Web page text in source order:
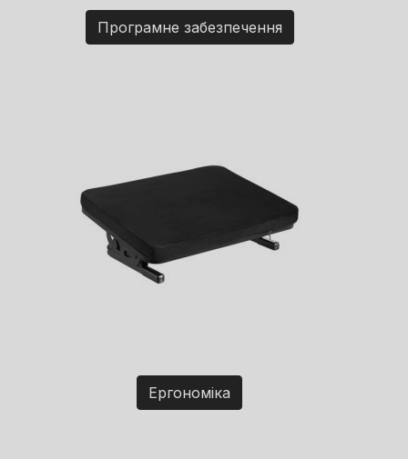
Програмне забезпечення
Ергономіка